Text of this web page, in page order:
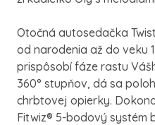
Otočná autosedačka
od narodenia až do veku
prispôsobí fáze rastu
360° stupňov, dá sa
chrbtovej opierky.
Fitwiz® 5-bodový systém